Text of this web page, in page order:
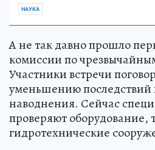
НАУКА
А не так давно прошло
комиссии по
Участники встречи
уменьшению последствий
наводнения. Сейчас
проверяют оборудование,
гидротехнические